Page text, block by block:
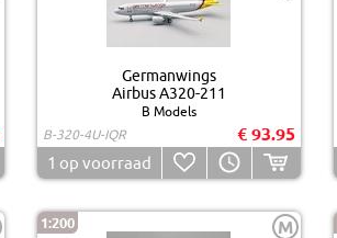
Germanwings
Airbus A320-211
B Models
B-320-4U-IQR
€ 93.95
1 op voorraad
1:200 M